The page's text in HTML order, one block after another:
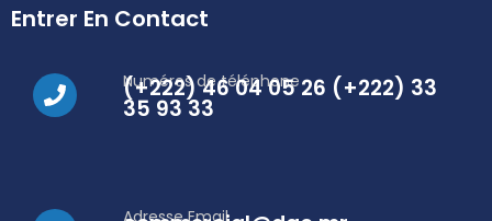
Entrer En Contact
Numéros de téléphone
(+222) 46 04 05 26 (+222) 33
35 93 33
Adresse Email